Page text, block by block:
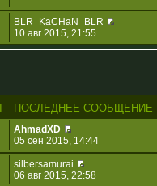
BLR_KaCHaN_BLR
10 авг 2015, 21:55
ПОСЛЕДНЕЕ СООБЩЕНИЕ
AhmadXD
05 сен 2015, 14:44
silbersamurai
06 авг 2015, 22:58